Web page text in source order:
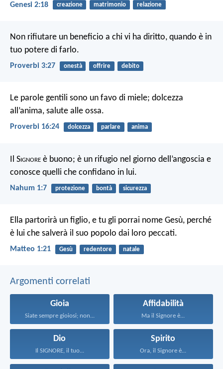
Genesi 2:18 creazione matrimonio relazione
Non rifiutare un beneficio a chi vi ha diritto, quando è in
tuo potere di farlo.
Proverbi 3:27 onestà offrire debito
Le parole gentili sono un favo di miele; dolcezza
all’anima, salute alle ossa.
Proverbi 16:24 dolcezza parlare anima
Il Signore è buono; è un rifugio nel giorno dell’angoscia e
conosce quelli che confidano in lui.
Nahum 1:7 protezione bontà sicurezza
Ella partorirà un figlio, e tu gli porrai nome Gesù, perché
è lui che salverà il suo popolo dai loro peccati.
Matteo 1:21 Gesù redentore natale
Argomenti correlati
Gioia
Siate sempre gioiosi; non...
Affidabilità
Ma il Signore è...
Dio
Il SIGNORE, il tuo...
Spirito
Ora, il Signore è...